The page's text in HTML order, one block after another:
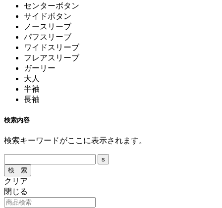
センターボタン
サイドボタン
ノースリーブ
パフスリーブ
ワイドスリーブ
フレアスリーブ
ガーリー
大人
半袖
長袖
検索内容
検索キーワードがここに表示されます。
クリア
閉じる